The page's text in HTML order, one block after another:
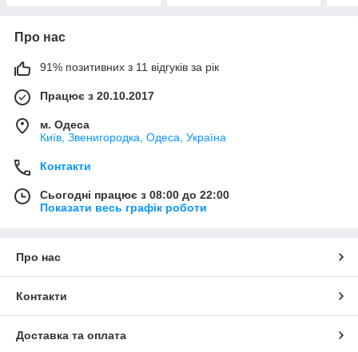
Про нас
91% позитивних з 11 відгуків за рік
Працює з 20.10.2017
м. Одеса
Київ, Звенигородка, Одеса, Україна
Контакти
Сьогодні працює з 08:00 до 22:00
Показати весь графік роботи
Про нас
Контакти
Доставка та оплата